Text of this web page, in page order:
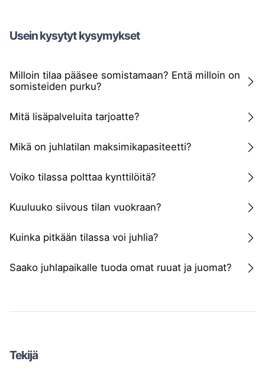
Usein kysytyt kysymykset
Milloin tilaa pääsee somistamaan? Entä milloin on
somisteiden purku?
Mitä lisäpalveluita tarjoatte?
Mikä on juhlatilan maksimikapasiteetti?
Voiko tilassa polttaa kynttilöitä?
Kuuluuko siivous tilan vuokraan?
Kuinka pitkään tilassa voi juhlia?
Saako juhlapaikalle tuoda omat ruuat ja juomat?
Tekijä